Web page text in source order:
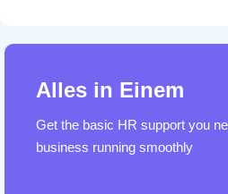
Alles in Einem
Get the basic HR support you
business running smoothly